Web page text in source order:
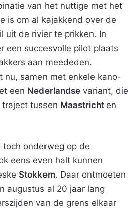
van het nuttige met het
is om al kajakkend over de
uit de rivier te prikken. In
een succesvolle pilot plaats
aan meededen.
nu, samen met enkele kano-
een Nederlandse variant, die
tussen Maastricht en
toch onderweg op de
eens even halt kunnen
Stokkem. Daar ontmoeten
augustus al 20 jaar lang
van de grens elkaar